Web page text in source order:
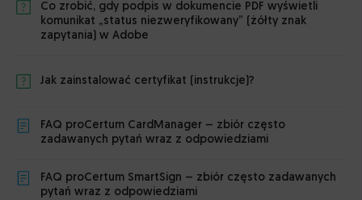
Co zrobić, gdy podpis w dokumencie PDF wyświetli
komunikat „status niezweryfikowany” (żółty znak
zapytania) w Adobe
Jak zainstalować certyfikat (instrukcje)?
FAQ proCertum CardManager – zbiór często
zadawanych pytań wraz z odpowiedziami
FAQ proCertum SmartSign – zbiór często zadawanych
pytań wraz z odpowiedziami